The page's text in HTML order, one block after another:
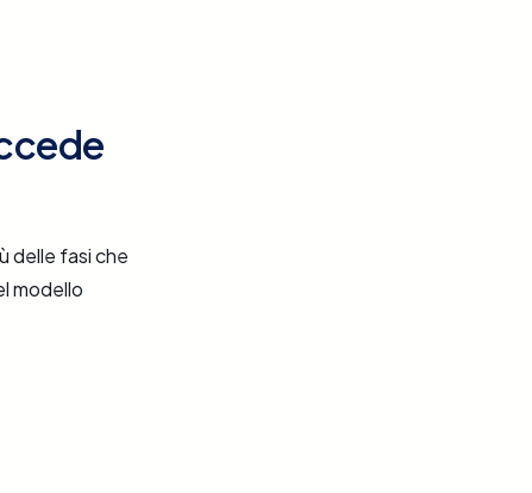
delle fasi che
modello